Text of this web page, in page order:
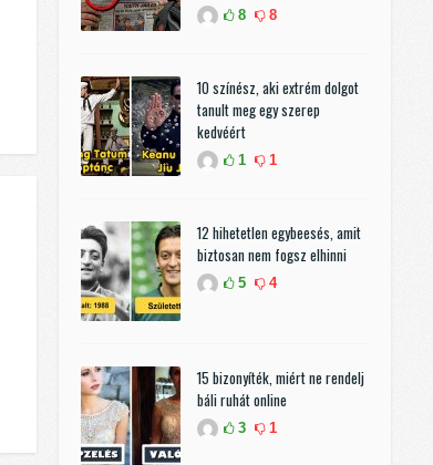
8 8
10 színész, aki extrém dolgot
tanult meg egy szerep
kedvéért
1 1
12 hihetetlen egybeesés, amit
biztosan nem fogsz elhinni
5 4
15 bizonyíték, miért ne rendelj
báli ruhát online
3 1